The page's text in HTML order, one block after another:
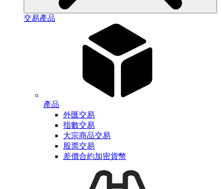
交易產品
產品
外匯交易
指數交易
大宗商品交易
股票交易
差價合約加密貨幣